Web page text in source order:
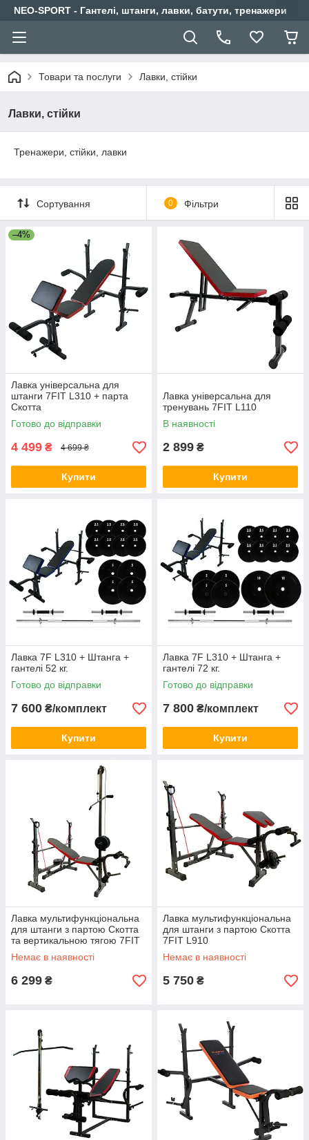
NEO-SPORT - Гантелі, штанги, лавки, батути, тренажери
Товари та послуги Лавки, стійки
Лавки, стійки
Тренажери, стійки, лавки
Сортування 0 Фільтри
–4%
Лавка універсальна для
штанги 7FIT L310 + парта
Скотта
Готово до відправки
4 499 ₴ 4 699 ₴
Купити
Лавка універсальна для
тренувань 7FIT L110
В наявності
2 899 ₴
Купити
Лавка 7F L310 + Штанга +
гантелі 52 кг.
Готово до відправки
7 600 ₴/комплект
Купити
Лавка 7F L310 + Штанга +
гантелі 72 кг.
Готово до відправки
7 800 ₴/комплект
Купити
Лавка мультифункціональна
для штанги з партою Скотта
та вертикальною тягою 7FIT
L910+
Немає в наявності
6 299 ₴
Лавка мультифункціональна
для штанги з партою Скотта
7FIT L910
Немає в наявності
5 750 ₴